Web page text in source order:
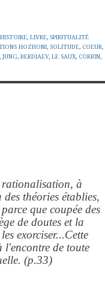
HISTOIRE, LIVRE, SPIRITUALITÉ
HOZHONI, SOLITUDE, COEUR,
, JUNG, BERDIAEV, LE SAUX, CORBIN,
à
théories établies,
que coupée des
de doutes et la
exorciser...Cette
l'encontre de toute
(p.33)